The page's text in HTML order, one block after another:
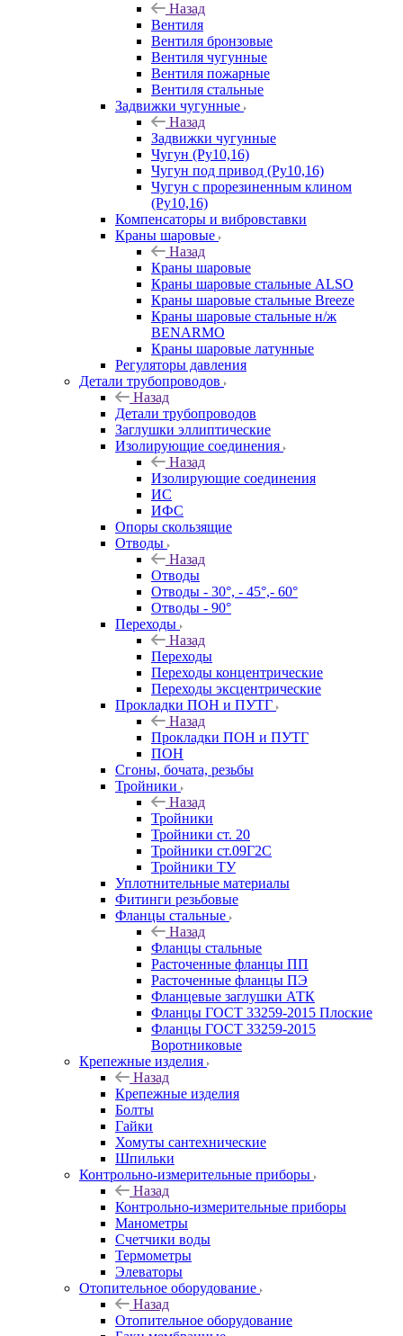
Назад
Вентиля
Вентиля бронзовые
Вентиля чугунные
Вентиля пожарные
Вентиля стальные
Задвижки чугунные
Назад
Задвижки чугунные
Чугун (Ру10,16)
Чугун под привод (Ру10,16)
Чугун с прорезиненным клином
(Ру10,16)
Компенсаторы и вибровставки
Краны шаровые
Назад
Краны шаровые
Краны шаровые стальные ALSO
Краны шаровые стальные Breeze
Краны шаровые стальные н/ж
BENARMO
Краны шаровые латунные
Регуляторы давления
Детали трубопроводов
Назад
Детали трубопроводов
Заглушки эллиптические
Изолирующие соединения
Назад
Изолирующие соединения
ИС
ИФС
Опоры скользящие
Отводы
Назад
Отводы
Отводы - 30°, - 45°,- 60°
Отводы - 90°
Переходы
Назад
Переходы
Переходы концентрические
Переходы эксцентрические
Прокладки ПОН и ПУТГ
Назад
Прокладки ПОН и ПУТГ
ПОН
Сгоны, бочата, резьбы
Тройники
Назад
Тройники
Тройники ст. 20
Тройники ст.09Г2С
Тройники ТУ
Уплотнительные материалы
Фитинги резьбовые
Фланцы стальные
Назад
Фланцы стальные
Расточенные фланцы ПП
Расточенные фланцы ПЭ
Фланцевые заглушки АТК
Фланцы ГОСТ 33259-2015 Плоские
Фланцы ГОСТ 33259-2015
Воротниковые
Крепежные изделия
Назад
Крепежные изделия
Болты
Гайки
Хомуты сантехнические
Шпильки
Контрольно-измерительные приборы
Назад
Контрольно-измерительные приборы
Манометры
Счетчики воды
Термометры
Элеваторы
Отопительное оборудование
Назад
Отопительное оборудование